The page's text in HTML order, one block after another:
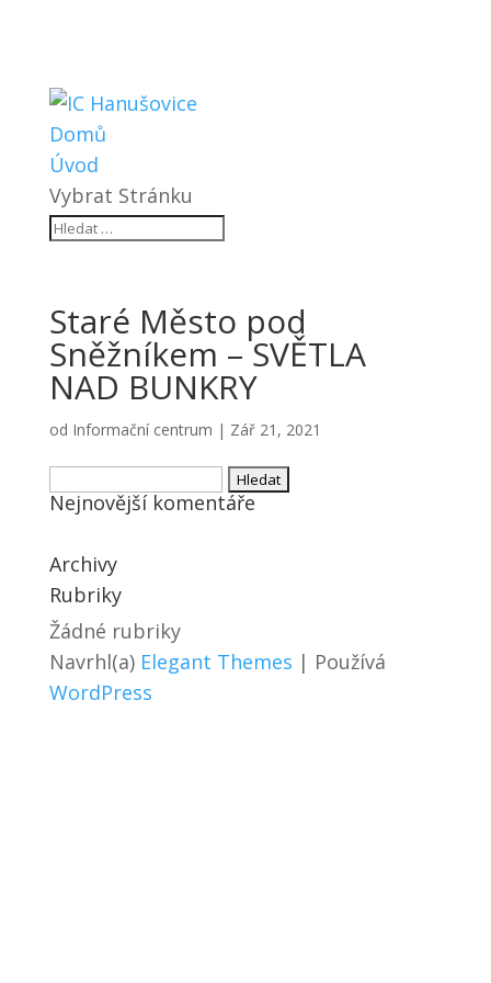
Domů
Úvod
Vybrat Stránku
Staré Město pod
Sněžníkem – SVĚTLA
NAD BUNKRY
od Informační centrum | Zář 21, 2021
Vyhledávání
Nejnovější komentáře
Archivy
Rubriky
Žádné rubriky
Navrhl(a) Elegant Themes | Používá
WordPress